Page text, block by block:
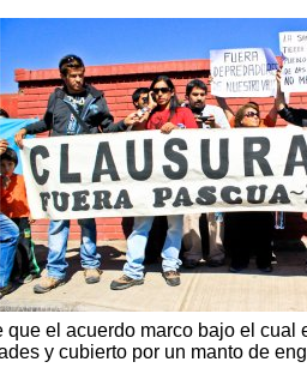
el acuerdo marco bajo el cual
y cubierto por un manto de